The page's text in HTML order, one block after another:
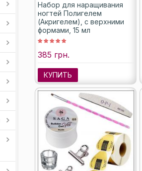
Набор для наращивания
ногтей Полигелем
(Акригелем), с верхними
формами, 15 мл
385 грн.
КУПИТЬ